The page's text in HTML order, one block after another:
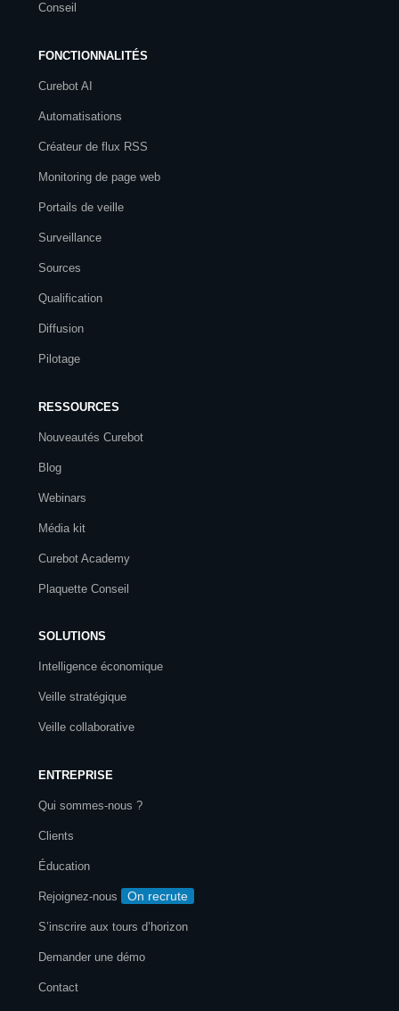
Conseil
FONCTIONNALITÉS
Curebot AI
Automatisations
Créateur de flux RSS
Monitoring de page web
Portails de veille
Surveillance
Sources
Qualification
Diffusion
Pilotage
RESSOURCES
Nouveautés Curebot
Blog
Webinars
Média kit
Curebot Academy
Plaquette Conseil
SOLUTIONS
Intelligence économique
Veille stratégique
Veille collaborative
ENTREPRISE
Qui sommes-nous ?
Clients
Éducation
Rejoignez-nous On recrute
S’inscrire aux tours d’horizon
Demander une démo
Contact